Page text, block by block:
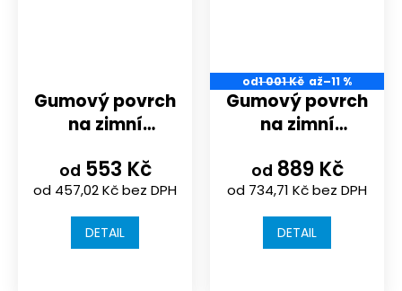
Gumový povrch
na zimní
970x970x10mm |
barva černá
nebo 10%
probarvenost |
od 457,02 Kč bez DPH
od 553 Kč
DETAIL
od1 001 Kč až–11 %
Gumový povrch
na zimní
970x970x16mm |
barva černá
nebo 10%
probarvenost |
od 734,71 Kč bez DPH
od 889 Kč
DETAIL